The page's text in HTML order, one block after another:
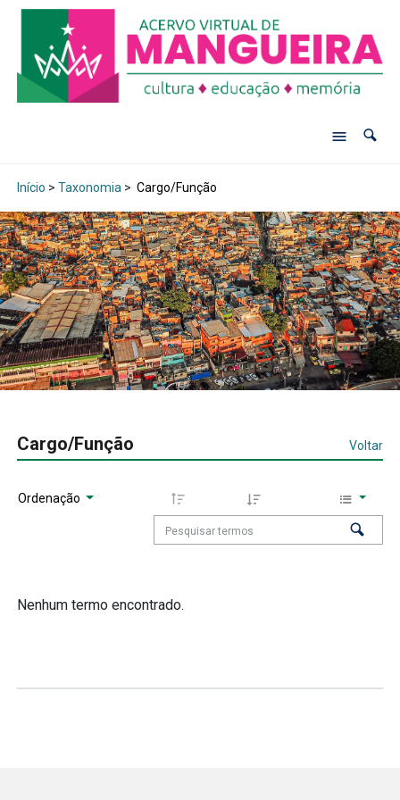
Início > Taxonomia > Cargo/Função
Cargo/Função Voltar
Ordenação
Nenhum termo encontrado.